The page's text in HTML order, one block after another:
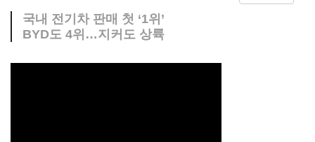
국내 전기차 판매 첫 ‘1위’
BYD도 4위…지커도 상륙